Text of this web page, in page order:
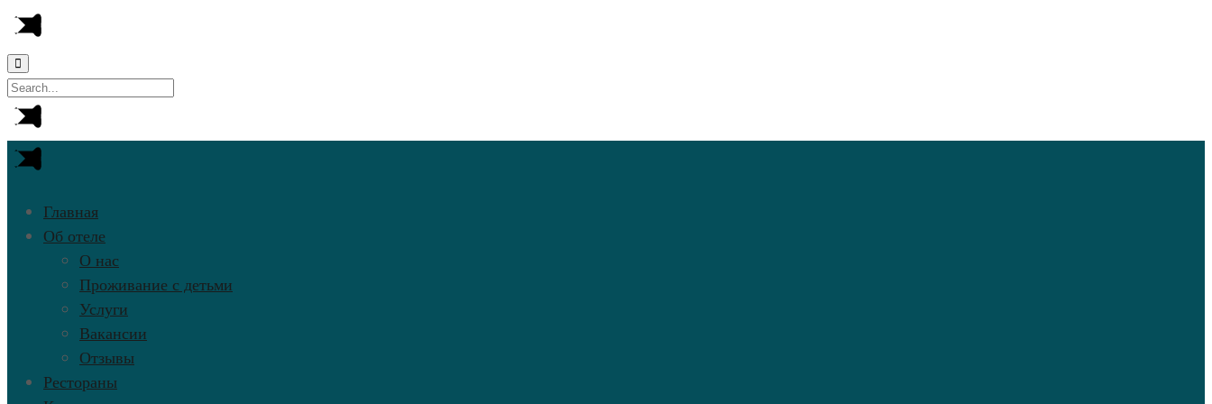
Главная
Об отеле
О нас
Проживание с детьми
Услуги
Вакансии
Отзывы
Рестораны